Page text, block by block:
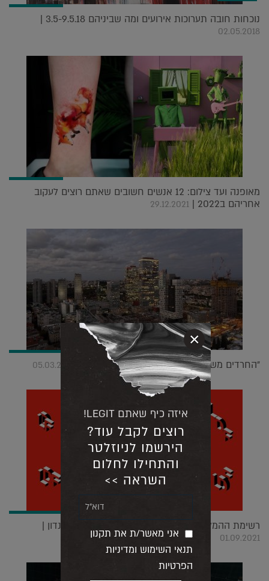
נוכחות חובה תערוכות אירועים ומה שביניהם 3.5-9.5.18 |
02.05.2018
מאופנה ועד צילום: 12 אנשים חשובים שאתם רוצים לעקוב
אחריהם ב2022 |
29.12.2021
"החרדים משוועים לדירות – הם 'שותים' אותן" | 05.03.2018
רשימת ההמלצות שלנו לאירועי פסטיבל העיצוב בלונדון |
01.09.2021
איזה כיף שאתם LEGIT!
רוצים לקבל עוד?
הירשמו לניוזלטר
והתחילו לחלום
השראה >>
אני מאשר/ת את תקנון
תנאי השימוש ומדיניות
הפרטיות
×